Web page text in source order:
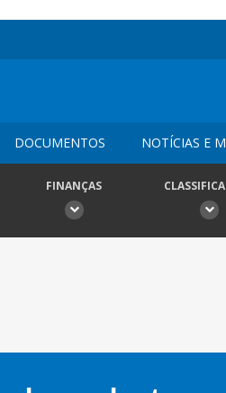
DOCUMENTOS NOTÍCIAS E
FINANÇAS